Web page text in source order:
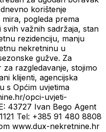
korištenje
pogleda prema
važnih sadržaja, stan
rezidenciju, manju
nekretninu u
gužve. Za
razgledavanje, stojimo
klijenti, agencijska
s Općim uvjetima
opci-uvjeti-
43727 Ivan Bego Agent
Tel: +385 91 480 8808
www.dux-nekretnine.hr